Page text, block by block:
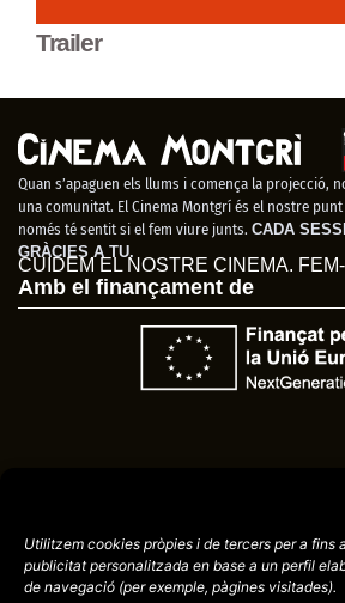
Utilitzem cookies pròpies i de tercers per a fins
publicitatpersonalitzada en base a un perfil
de navegació (perexemple, pàgines visitades).
Trailer
Quan s’apaguen els llums i comença la projecció,
una comunitat. El Cinema Montgrí és el nostre
només té sentit si el fem viure junts. CADA
GRÀCIES A TU.
CUIDEM EL NOSTRE CINEMA.
Amb el finançament de